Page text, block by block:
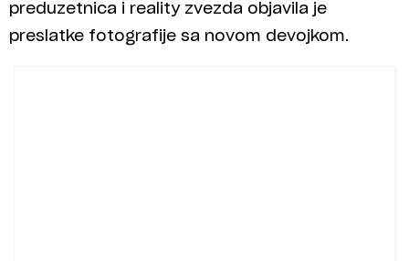
preduzetnica i reality zvezda objavila je
preslatke fotografije sa novom devojkom.